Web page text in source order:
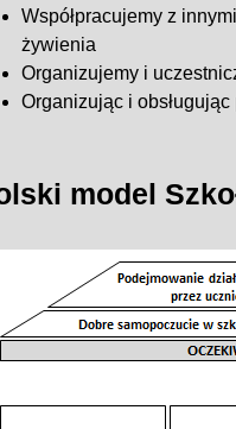
Współpracujemy z
żywienia
Organizujemy i
Organizując i
model